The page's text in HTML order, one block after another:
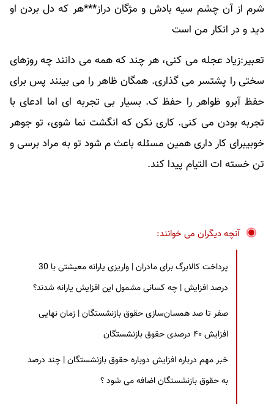
شرم از آن چشم سیه بادش و مژگان دراز***هر که دل بردن او
دید و در انکار من است
تعبیر:زیاد عجله می کنی، هر چند که همه می دانند چه روزهای
سختی را پشتسر می گذاری. همگان ظاهر را می بینند پس برای
حفظ آبرو ظواهر را حفظ ک. بسیار بی تجربه ای اما ادعای با
تجربه بودن می کنی. کاری نکن که انگشت نما شوی، تو جوهر
خوبیبرای کار داری همین مسئله باعث م شود تو به مراد برسی و
تن خسته ات التیام پیدا کند.
آنچه دیگران می خوانند:
پرداخت کالابرگ برای مادران | واریزی یارانه معیشتی با 30
درصد افزایش | چه کسانی مشمول این افزایش یارانه شدند؟
صفر تا صد همسان‌سازی حقوق بازنشستگان | زمان نهایی
افزایش ۴۰ درصدی حقوق بازنشستگان
خبر مهم درباره افزایش دوباره حقوق بازنشستگان | چند درصد
به حقوق بازنشستگان اضافه می شود ؟